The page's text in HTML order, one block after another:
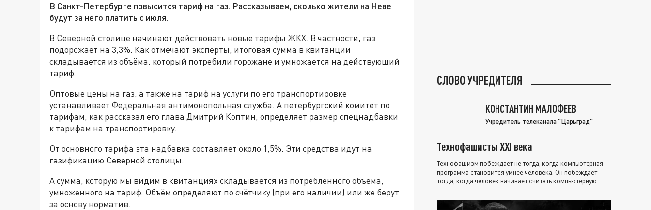
В Санкт-Петербурге повысится тариф на газ. Рассказываем, сколько жители на Неве
будут за него платить с июля.
В Северной столице начинают действовать новые тарифы ЖКХ. В частности, газ
подорожает на 3,3%. Как отмечают эксперты, итоговая сумма в квитанции
складывается из объёма, который потребили горожане и умножается на действующий
тариф.
Оптовые цены на газ, а также на тариф на услуги по его транспортировке
устанавливает Федеральная антимонопольная служба. А петербургский комитет по
тарифам, как рассказал его глава Дмитрий Коптин, определяет размер спецнадбавки
к тарифам на транспортировку.
От основного тарифа эта надбавка составляет около 1,5%. Эти средства идут на
газификацию Северной столицы.
А сумма, которую мы видим в квитанциях складывается из потреблённого объёма,
умноженного на тариф. Объём определяют по счётчику (при его наличии) или же берут
за основу норматив.
СЛОВО УЧРЕДИТЕЛЯ
КОНСТАНТИН МАЛОФЕЕВ
Учредитель телеканала "Царьград"
Технофашисты XXI века
Технофашизм побеждает не тогда, когда компьютерная
программа становится умнее человека. Он побеждает
тогда, когда человек начинает считать компьютерную